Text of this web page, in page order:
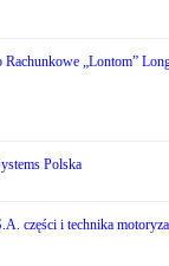
Rachunkowe „Lontom”
Polska
części i technika